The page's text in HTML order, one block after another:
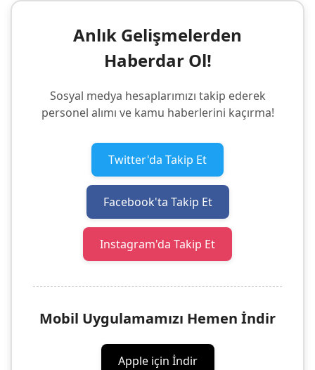
Anlık Gelişmelerden
Haberdar Ol!
Sosyal medya hesaplarımızı takip ederek
personel alımı ve kamu haberlerini kaçırma!
Twitter'da Takip Et
Facebook'ta Takip Et
Instagram'da Takip Et
Mobil Uygulamamızı Hemen İndir
Apple için İndir